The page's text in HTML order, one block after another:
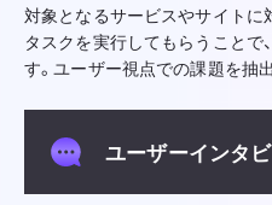
対象となるサービスやサイトに
タスクを実行してもらうことで
す。ユーザー視点での課題を抽
ユーザーインタ